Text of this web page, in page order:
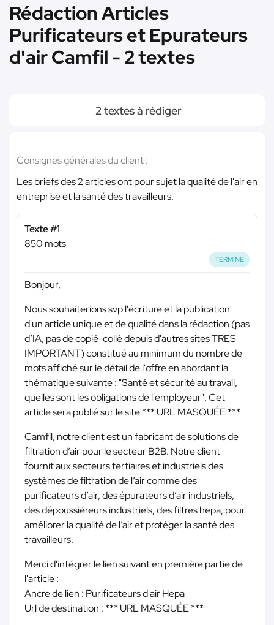
Rédaction Articles
Purificateurs et Epurateurs
d'air Camfil - 2 textes
2 textes à rédiger
Consignes générales du client :
Les briefs des 2 articles ont pour sujet la qualité de l'air en
entreprise et la santé des travailleurs.
Texte #1
850 mots
TERMINÉ
Bonjour,
Nous souhaiterions svp l'écriture et la publication
d'un article unique et de qualité dans la rédaction (pas
d’IA, pas de copié-collé depuis d'autres sites TRES
IMPORTANT) constitué au minimum du nombre de
mots affiché sur le détail de l'offre en abordant la
thématique suivante : "Santé et sécurité au travail,
quelles sont les obligations de l'employeur". Cet
article sera publié sur le site*** URL MASQUÉE ***
Camfil, notre client est un fabricant de solutions de
filtration d’air pour le secteur B2B. Notre client
fournit aux secteurs tertiaires et industriels des
systèmes de filtration de l’air comme des
purificateurs d’air, des épurateurs d’air industriels,
des dépoussiéreurs industriels, des filtres hepa, pour
améliorer la qualité de l’air et protéger la santé des
travailleurs.
Merci d'intégrer le lien suivant en première partie de
l'article :
Ancre de lien : Purificateurs d'air Hepa
Url de destination : *** URL MASQUÉE ***